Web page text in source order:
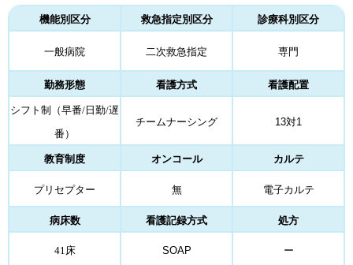
機能別区分 救急指定別区分 診療科別区分
一般病院 二次救急指定 専門
勤務形態 看護方式 看護配置
シフト制（早番/日勤/遅
番）
チームナーシング 13対1
教育制度 オンコール カルテ
プリセプター 無 電子カルテ
病床数 看護記録方式 処方
41床 SOAP ー